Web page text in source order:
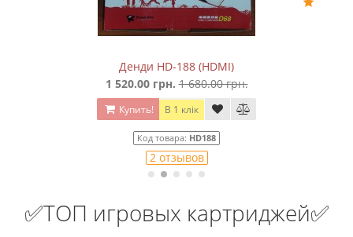
Денди HD-188 (HDMI)
1 520.00 грн. 1 680.00 грн.
Купить! В 1 клік
Код товара: HD188
2 отзывов
✅ТОП игровых картриджей✅